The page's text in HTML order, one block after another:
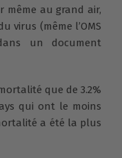
même au grand air,
virus (même l’OMS
un document
que de 3.2%
qui ont le moins
a été la plus